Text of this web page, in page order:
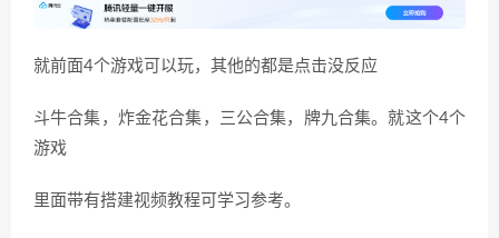
就前面4个游戏可以玩，其他的都是点击没反应
斗牛合集，炸金花合集，三公合集，牌九合集。就这个4个
游戏
里面带有搭建视频教程可学习参考。